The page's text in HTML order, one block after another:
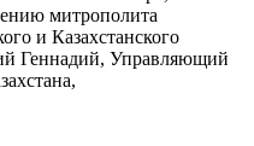
митрополита
и Казахстанского
Геннадий, Управляющий